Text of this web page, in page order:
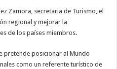
Zamora, secretaria de Turismo, el
regional y mejorar la
de los países miembros.
pretende posicionar al Mundo
como un referente turístico de